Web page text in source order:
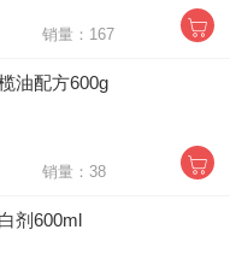
销量：167
油配方600g
销量：38
剂600ml